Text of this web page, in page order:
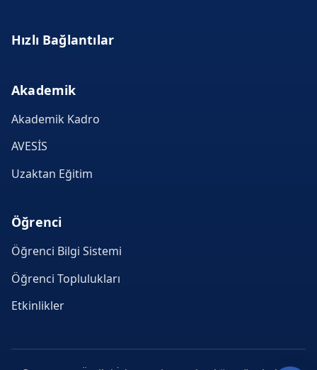
Hızlı Bağlantılar
Akademik
Akademik Kadro
AVESİS
Uzaktan Eğitim
Öğrenci
Öğrenci Bilgi Sistemi
Öğrenci Toplulukları
Etkinlikler